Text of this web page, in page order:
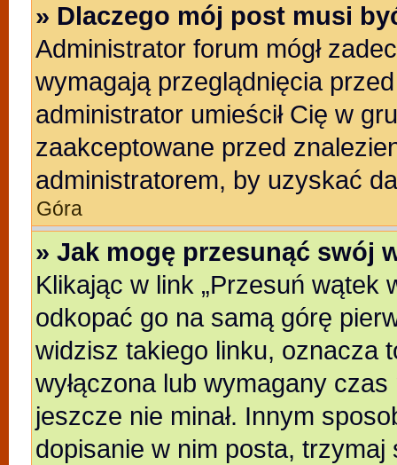
» Dlaczego mój post musi
Administrator forum mógł
wymagają przeglądnięcia
administrator umieścił Cię w
zaakceptowane przed
administratorem, by uzyskać
Góra
» Jak mogę przesunąć swój
Klikając w link „Przesuń wątek
odkopać go na samą górę
widzisz takiego linku, oznacza
wyłączona lub wymagany
jeszcze nie minał. Innym
dopisanie w nim posta,